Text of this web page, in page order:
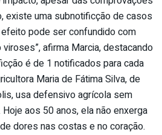
existe uma subnotificção de casos
pode ser confundido com
afirma Marcia, destacando
é de 1 notificados para cada
Maria de Fátima Silva, de
usa defensivo agrícola sem
aos 50 anos, ela não enxerga
dores nas costas e no coração.